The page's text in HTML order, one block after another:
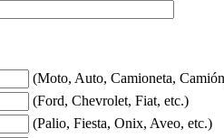
(Moto, Auto, Camioneta,
(Ford, Chevrolet, Fiat, etc.)
(Palio, Fiesta, Onix, Aveo, etc.)